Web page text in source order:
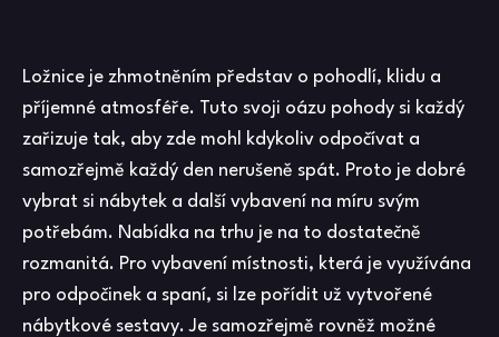
Ložnice je zhmotněním představ o pohodlí, klidu a
příjemné atmosféře. Tuto svoji oázu pohody si každý
zařizuje tak, aby zde mohl kdykoliv odpočívat a
samozřejmě každý den nerušeně spát. Proto je dobré
vybrat si nábytek a další vybavení na míru svým
potřebám. Nabídka na trhu je na to dostatečně
rozmanitá. Pro vybavení místnosti, která je využívána
pro odpočinek a spaní, si lze pořídit už vytvořené
nábytkové sestavy. Je samozřejmě rovněž možné